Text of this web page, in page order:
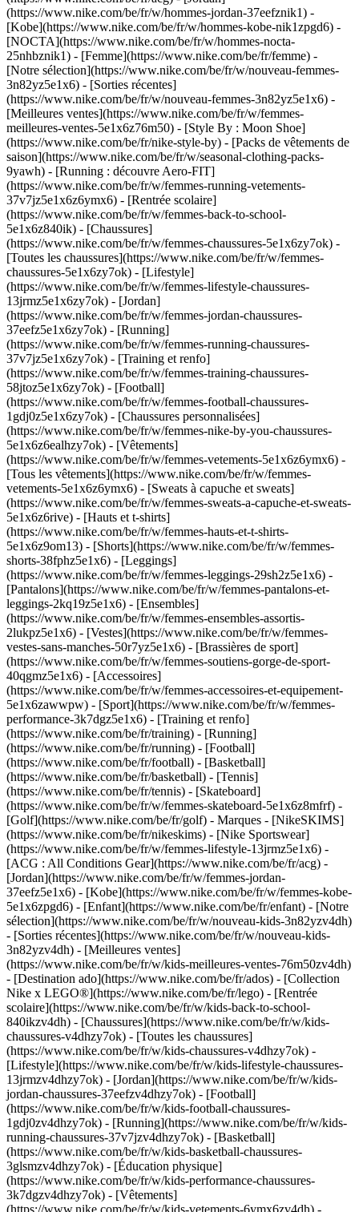
(https://www.nike.com/be/fr/w/hommes-jordan-37eefznik1) -
[Kobe](https://www.nike.com/be/fr/w/hommes-kobe-nik1zpgd6) -
[NOCTA](https://www.nike.com/be/fr/w/hommes-nocta-
25nhbznik1) - [Femme](https://www.nike.com/be/fr/femme) -
[Notre sélection](https://www.nike.com/be/fr/w/nouveau-femmes-
3n82yz5e1x6) - [Sorties récentes]
(https://www.nike.com/be/fr/w/nouveau-femmes-3n82yz5e1x6) -
[Meilleures ventes](https://www.nike.com/be/fr/w/femmes-
meilleures-ventes-5e1x6z76m50) - [Style By : Moon Shoe]
(https://www.nike.com/be/fr/nike-style-by) - [Packs de vêtements de
saison](https://www.nike.com/be/fr/w/seasonal-clothing-packs-
9yawh) - [Running : découvre Aero-FIT]
(https://www.nike.com/be/fr/w/femmes-running-vetements-
37v7jz5e1x6z6ymx6) - [Rentrée scolaire]
(https://www.nike.com/be/fr/w/femmes-back-to-school-
5e1x6z840ik) - [Chaussures]
(https://www.nike.com/be/fr/w/femmes-chaussures-5e1x6zy7ok) -
[Toutes les chaussures](https://www.nike.com/be/fr/w/femmes-
chaussures-5e1x6zy7ok) - [Lifestyle]
(https://www.nike.com/be/fr/w/femmes-lifestyle-chaussures-
13jrmz5e1x6zy7ok) - [Jordan]
(https://www.nike.com/be/fr/w/femmes-jordan-chaussures-
37eefz5e1x6zy7ok) - [Running]
(https://www.nike.com/be/fr/w/femmes-running-chaussures-
37v7jz5e1x6zy7ok) - [Training et renfo]
(https://www.nike.com/be/fr/w/femmes-training-chaussures-
58jtoz5e1x6zy7ok) - [Football]
(https://www.nike.com/be/fr/w/femmes-football-chaussures-
1gdj0z5e1x6zy7ok) - [Chaussures personnalisées]
(https://www.nike.com/be/fr/w/femmes-nike-by-you-chaussures-
5e1x6z6ealhzy7ok) - [Vêtements]
(https://www.nike.com/be/fr/w/femmes-vetements-5e1x6z6ymx6) -
[Tous les vêtements](https://www.nike.com/be/fr/w/femmes-
vetements-5e1x6z6ymx6) - [Sweats à capuche et sweats]
(https://www.nike.com/be/fr/w/femmes-sweats-a-capuche-et-sweats-
5e1x6z6rive) - [Hauts et t-shirts]
(https://www.nike.com/be/fr/w/femmes-hauts-et-t-shirts-
5e1x6z9om13) - [Shorts](https://www.nike.com/be/fr/w/femmes-
shorts-38fphz5e1x6) - [Leggings]
(https://www.nike.com/be/fr/w/femmes-leggings-29sh2z5e1x6) -
[Pantalons](https://www.nike.com/be/fr/w/femmes-pantalons-et-
leggings-2kq19z5e1x6) - [Ensembles]
(https://www.nike.com/be/fr/w/femmes-ensembles-assortis-
2lukpz5e1x6) - [Vestes](https://www.nike.com/be/fr/w/femmes-
vestes-sans-manches-50r7yz5e1x6) - [Brassières de sport]
(https://www.nike.com/be/fr/w/femmes-soutiens-gorge-de-sport-
40qgmz5e1x6) - [Accessoires]
(https://www.nike.com/be/fr/w/femmes-accessoires-et-equipement-
5e1x6zawwpw) - [Sport](https://www.nike.com/be/fr/w/femmes-
performance-3k7dgz5e1x6) - [Training et renfo]
(https://www.nike.com/be/fr/training) - [Running]
(https://www.nike.com/be/fr/running) - [Football]
(https://www.nike.com/be/fr/football) - [Basketball]
(https://www.nike.com/be/fr/basketball) - [Tennis]
(https://www.nike.com/be/fr/tennis) - [Skateboard]
(https://www.nike.com/be/fr/w/femmes-skateboard-5e1x6z8mfrf) -
[Golf](https://www.nike.com/be/fr/golf) - Marques - [NikeSKIMS]
(https://www.nike.com/be/fr/nikeskims) - [Nike Sportswear]
(https://www.nike.com/be/fr/w/femmes-lifestyle-13jrmz5e1x6) -
[ACG : All Conditions Gear](https://www.nike.com/be/fr/acg) -
[Jordan](https://www.nike.com/be/fr/w/femmes-jordan-
37eefz5e1x6) - [Kobe](https://www.nike.com/be/fr/w/femmes-kobe-
5e1x6zpgd6) - [Enfant](https://www.nike.com/be/fr/enfant) - [Notre
sélection](https://www.nike.com/be/fr/w/nouveau-kids-3n82yzv4dh)
- [Sorties récentes](https://www.nike.com/be/fr/w/nouveau-kids-
3n82yzv4dh) - [Meilleures ventes]
(https://www.nike.com/be/fr/w/kids-meilleures-ventes-76m50zv4dh)
- [Destination ado](https://www.nike.com/be/fr/ados) - [Collection
Nike x LEGO®](https://www.nike.com/be/fr/lego) - [Rentrée
scolaire](https://www.nike.com/be/fr/w/kids-back-to-school-
840ikzv4dh) - [Chaussures](https://www.nike.com/be/fr/w/kids-
chaussures-v4dhzy7ok) - [Toutes les chaussures]
(https://www.nike.com/be/fr/w/kids-chaussures-v4dhzy7ok) -
[Lifestyle](https://www.nike.com/be/fr/w/kids-lifestyle-chaussures-
13jrmzv4dhzy7ok) - [Jordan](https://www.nike.com/be/fr/w/kids-
jordan-chaussures-37eefzv4dhzy7ok) - [Football]
(https://www.nike.com/be/fr/w/kids-football-chaussures-
1gdj0zv4dhzy7ok) - [Running](https://www.nike.com/be/fr/w/kids-
running-chaussures-37v7jzv4dhzy7ok) - [Basketball]
(https://www.nike.com/be/fr/w/kids-basketball-chaussures-
3glsmzv4dhzy7ok) - [Éducation physique]
(https://www.nike.com/be/fr/w/kids-performance-chaussures-
3k7dgzv4dhzy7ok) - [Vêtements]
(https://www.nike.com/be/fr/w/kids-vetements-6ymx6zv4dh) -